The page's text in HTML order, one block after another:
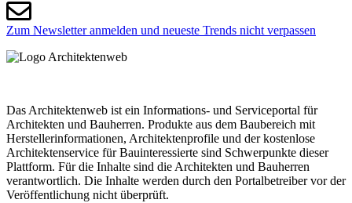
Zum Newsletter anmelden und neueste Trends nicht verpassen
Das Architektenweb ist ein Informations- und Serviceportal für
Architekten und Bauherren. Produkte aus dem Baubereich mit
Herstellerinformationen, Architektenprofile und der kostenlose
Architektenservice für Bauinteressierte sind Schwerpunkte dieser
Plattform. Für die Inhalte sind die Architekten und Bauherren
verantwortlich. Die Inhalte werden durch den Portalbetreiber vor der
Veröffentlichung nicht überprüft.